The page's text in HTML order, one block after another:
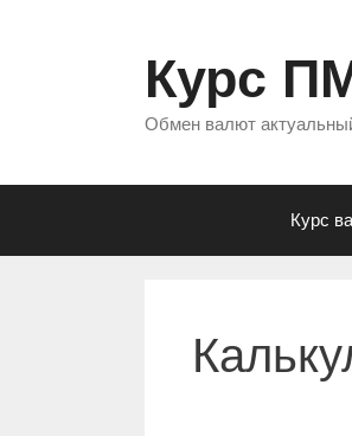
Курс
Обмен валют
Курс